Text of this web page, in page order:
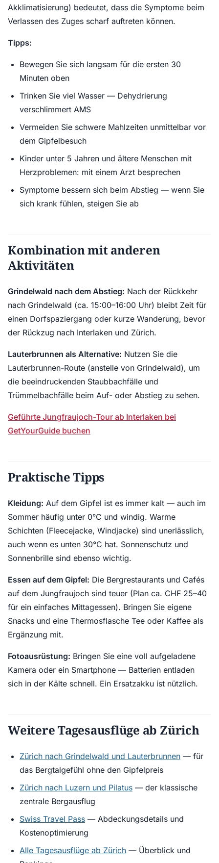
Akklimatisierung) bedeutet, dass die Symptome beim
Verlassen des Zuges scharf auftreten können.
Tipps:
Bewegen Sie sich langsam für die ersten 30
Minuten oben
Trinken Sie viel Wasser — Dehydrierung
verschlimmert AMS
Vermeiden Sie schwere Mahlzeiten unmittelbar vor
dem Gipfelbesuch
Kinder unter 5 Jahren und ältere Menschen mit
Herzproblemen: mit einem Arzt besprechen
Symptome bessern sich beim Abstieg — wenn Sie
sich krank fühlen, steigen Sie ab
Kombination mit anderen
Aktivitäten
Grindelwald nach dem Abstieg: Nach der Rückkehr
nach Grindelwald (ca. 15:00–16:00 Uhr) bleibt Zeit für
einen Dorfspaziergang oder kurze Wanderung, bevor
der Rückzug nach Interlaken und Zürich.
Lauterbrunnen als Alternative: Nutzen Sie die
Lauterbrunnen-Route (anstelle von Grindelwald), um
die beeindruckenden Staubbachfälle und
Trümmelbachfälle beim Auf- oder Abstieg zu sehen.
Geführte Jungfraujoch-Tour ab Interlaken bei
GetYourGuide buchen
Praktische Tipps
Kleidung: Auf dem Gipfel ist es immer kalt — auch im
Sommer häufig unter 0°C und windig. Warme
Schichten (Fleecejacke, Windjacke) sind unerlässlich,
auch wenn es unten 30°C hat. Sonnenschutz und
Sonnenbrille sind ebenso wichtig.
Essen auf dem Gipfel: Die Bergrestaurants und Cafés
auf dem Jungfraujoch sind teuer (Plan ca. CHF 25–40
für ein einfaches Mittagessen). Bringen Sie eigene
Snacks und eine Thermosflasche Tee oder Kaffee als
Ergänzung mit.
Fotoausrüstung: Bringen Sie eine voll aufgeladene
Kamera oder ein Smartphone — Batterien entladen
sich in der Kälte schnell. Ein Ersatzakku ist nützlich.
Weitere Tagesausflüge ab Zürich
Zürich nach Grindelwald und Lauterbrunnen — für
das Bergtalgefühl ohne den Gipfelpreis
Zürich nach Luzern und Pilatus — der klassische
zentrale Bergausflug
Swiss Travel Pass — Abdeckungsdetails und
Kostenoptimierung
Alle Tagesausflüge ab Zürich — Überblick und